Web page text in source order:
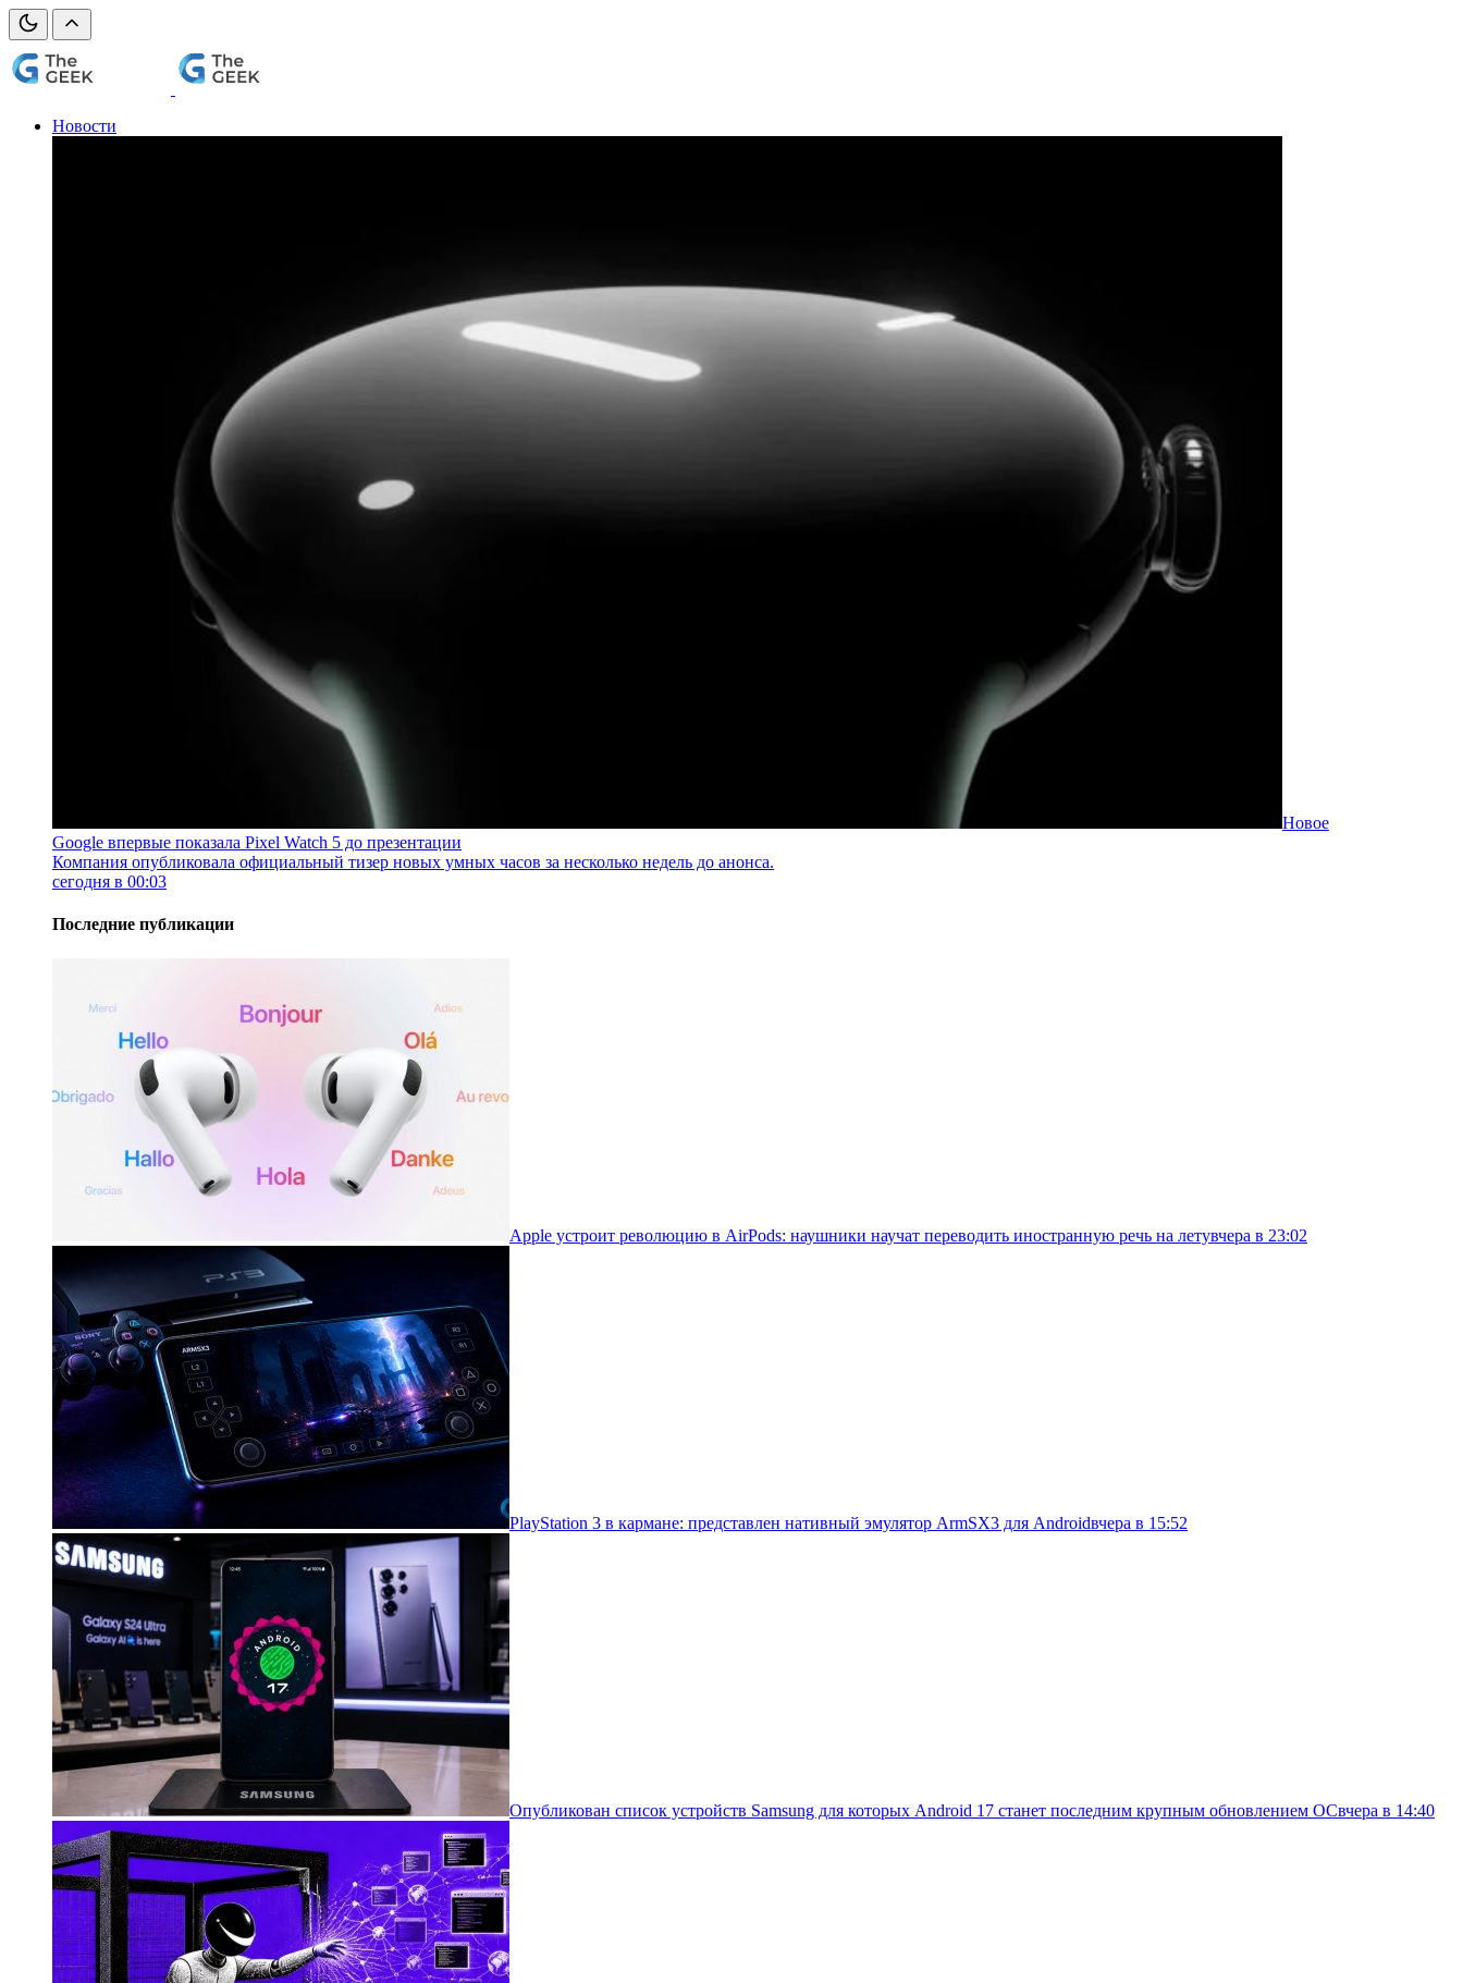
Новости
Новое
Google впервые показала Pixel Watch 5 до презентации
Компания опубликовала официальный тизер новых умных часов за несколько недель до анонса.
сегодня в 00:03
Последние публикации
Apple устроит революцию в AirPods: наушники научат переводить иностранную речь на летувчера в 23:02
PlayStation 3 в кармане: представлен нативный эмулятор ArmSX3 для Androidвчера в 15:52
Опубликован список устройств Samsung для которых Android 17 станет последним крупным обновлением ОСвчера в 14:40